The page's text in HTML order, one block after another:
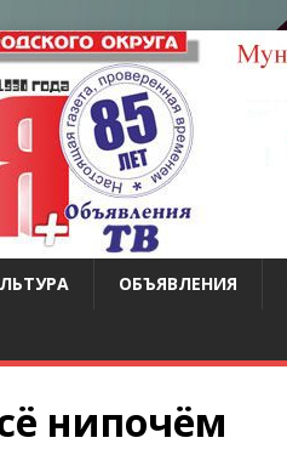
ОБЪЯВЛЕНИЯ
нипочём